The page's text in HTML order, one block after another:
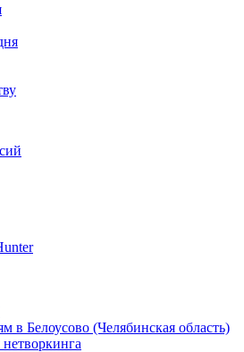
в Белоусово (Челябинская область)
нетворкинга